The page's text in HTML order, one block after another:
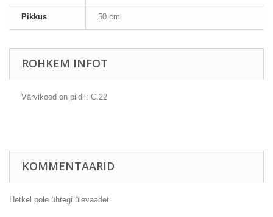
Pikkus 50 cm
ROHKEM INFOT
Värvikood on pildil: C.22
KOMMENTAARID
Hetkel pole ühtegi ülevaadet